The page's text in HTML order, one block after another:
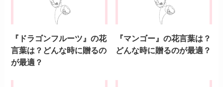
『ドラゴンフルーツ』の花
言葉は？どんな時に贈るの
が最適？
『マンゴー』の花言葉は？
どんな時に贈るのが最適？